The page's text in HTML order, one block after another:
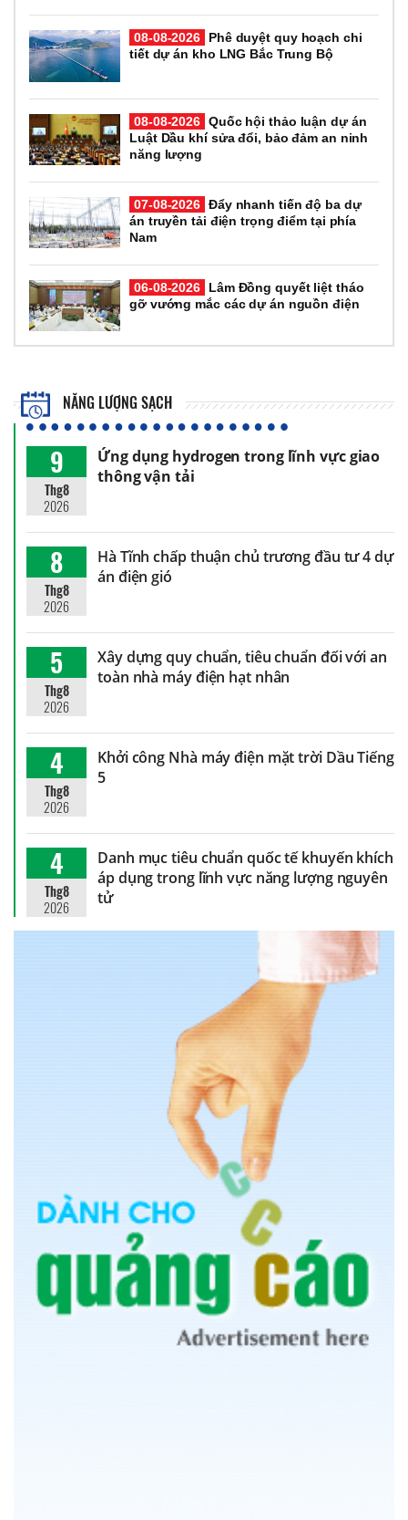
08-08-2026
Phê duyệt quy hoạch chi
tiết dự án kho LNG Bắc Trung Bộ
08-08-2026 Quốc hội thảo luận dự án
Luật Dầu khí sửa đổi, bảo đảm an ninh
năng lượng
07-08-2026 Đẩy nhanh tiến độ ba dự
án truyền tải điện trọng điểm tại phía
Nam
06-08-2026
Lâm Đồng quyết liệt tháo
gỡ vướng mắc các dự án nguồn điện
NĂNG LƯỢNG SẠCH
9
Thg8
2026
Ứng dụng hydrogen trong lĩnh vực giao
thông vận tải
8
Thg8
2026
Hà Tĩnh chấp thuận chủ trương đầu tư 4 dự
án điện gió
5
Thg8
2026
Xây dựng quy chuẩn, tiêu chuẩn đối với an
toàn nhà máy điện hạt nhân
4
Thg8
2026
Khởi công Nhà máy điện mặt trời Dầu Tiếng
5
4
Thg8
2026
Danh mục tiêu chuẩn quốc tế khuyến khích
áp dụng trong lĩnh vực năng lượng nguyên
tử